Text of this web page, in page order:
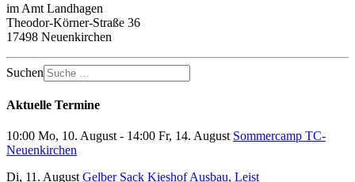
im Amt Landhagen
Theodor-Körner-Straße 36
17498 Neuenkirchen
Suchen
Aktuelle Termine
10:00 Mo, 10. August - 14:00 Fr, 14. August Sommercamp TC-
Neuenkirchen
Di, 11. August Gelber Sack Kieshof Ausbau, Leist